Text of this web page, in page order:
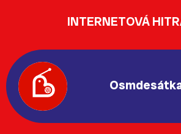
INTERNETOVÁ